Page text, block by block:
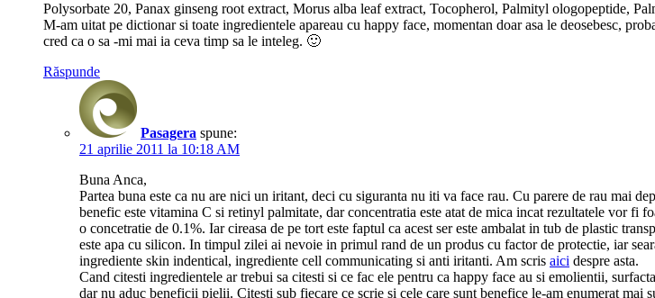
Polysorbate 20, Panax ginseng root extract, Morus alba leaf extract, Tocopherol, Palmityl ologopeptide,
M-am uitat pe dictionar si toate ingredientele apareau cu happy face, momentan doar asa le deosebesc,
cred ca o sa -mi mai ia ceva timp sa le inteleg. 🙂
Răspunde
Pasagera spune:
21 aprilie 2011 la 10:18 AM
Buna Anca,
Partea buna este ca nu are nici un iritant, deci cu siguranta nu iti va face rau. Cu parere de rau mai
benefic este vitamina C si retinyl palmitate, dar concentratia este atat de mica incat rezultatele vor fi
o concetratie de 0.1%. Iar cireasa de pe tort este faptul ca acest ser este ambalat in tub de plastic
este apa cu silicon. In timpul zilei ai nevoie in primul rand de un produs cu factor de protectie, iar
ingrediente skin indentical, ingrediente cell communicating si anti iritanti. Am scris aici despre asta.
Cand citesti ingredientele ar trebui sa citesti si ce fac ele pentru ca happy face au si emolientii,
dar nu aduc beneficii pielii. Citesti sub fiecare ce scrie si cele care sunt benefice le-am enumerat mai